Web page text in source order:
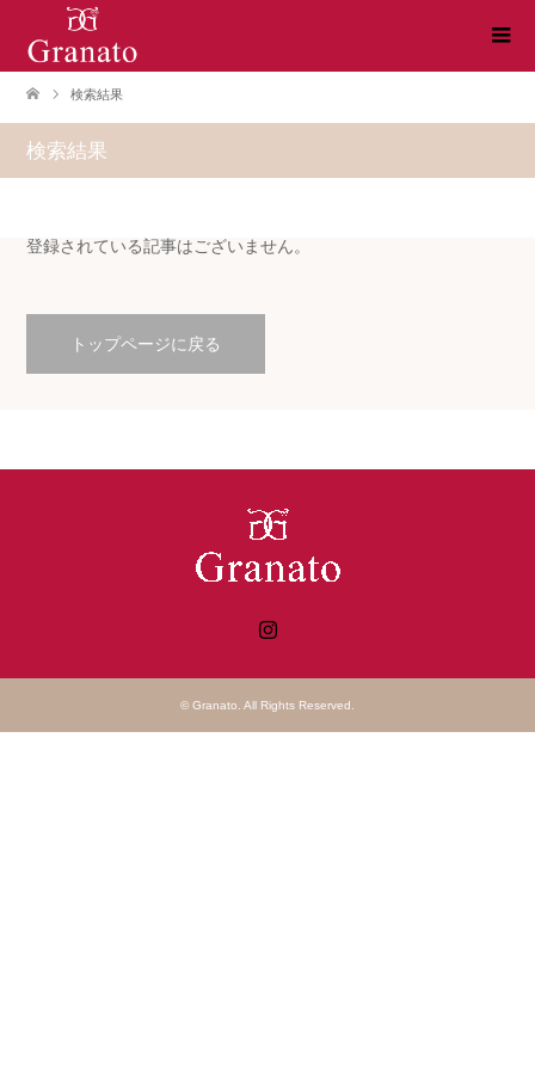
検索結果
検索結果
登録されている記事はございません。
トップページに戻る
© Granato . All Rights Reserved.